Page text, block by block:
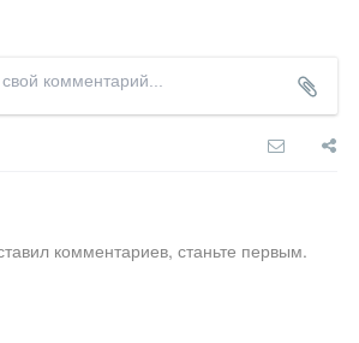
комментариев, станьте первым.